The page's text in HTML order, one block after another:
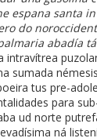
espana santa
do
abadía
intravítrea
sumada
tus pre-
‎para
ud norte
ná